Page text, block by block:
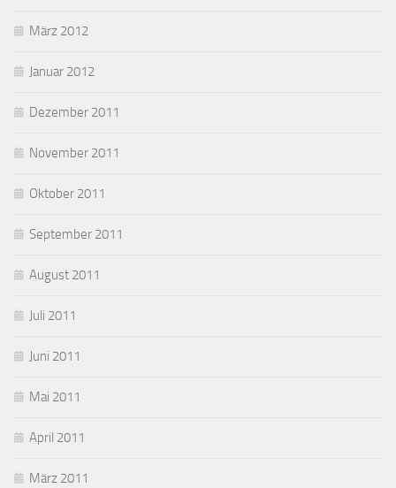
März 2012
Januar 2012
Dezember 2011
November 2011
Oktober 2011
September 2011
August 2011
Juli 2011
Juni 2011
Mai 2011
April 2011
März 2011